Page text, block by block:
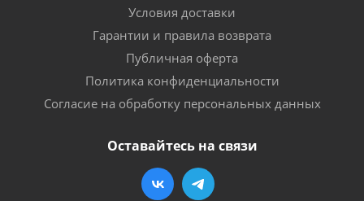
Условия доставки
Гарантии и правила возврата
Публичная оферта
Политика конфиденциальности
Согласие на обработку персональных данных
Оставайтесь на связи